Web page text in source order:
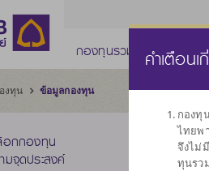
กองทุนรวม กองทุนส่
งทุน ข้อมูลกองทุน
อกกองทุน
มจุดประสงค์
คำเตือน
กองทุ
ไทยพ
จึงไม่
ทุนรว